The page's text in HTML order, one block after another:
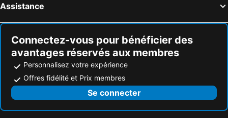
Assistance
Connectez-vous pour bénéficier des
avantages réservés aux membres
Personnalisez votre expérience
Offres fidélité et Prix membres
Se connecter